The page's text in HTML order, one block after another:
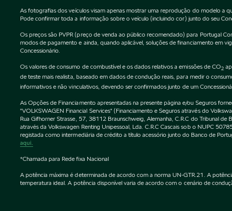
As fotografias dos veículos visam apenas mostrar uma reprodução do modelo a
Pode confirmar toda a informação sobre o veículo (incluindo cor) junto do seu
Os preços são PVPR (preço de venda ao público recomendado) para Portugal
modos de pagamento e ainda, quando aplicável, soluções de financiamento em
Concessionário.
Os valores de consumo de combustível e os dados relativos a emissões de CO2
de teste mais realista, baseado em dados de condução reais, para medir o
informativos e não vinculativos, devendo ser confirmados junto de um
As Opções de Financiamento apresentadas na presente página e/ou Seguros
"VOLKSWAGEN Financial Services" (Financiamento e Seguros através do
Rua Gifhorner Strasse, 57, 38112 Braunschweig, Alemanha, C.R.C do Tribunal
através da Volkswagen Renting Unipessoal, Lda. C.R.C Cascais sob o NUPC
registada como intermediária de crédito a título acessório junto do Banco de
aqui.
*Chamada para Rede fixa Nacional
A potência máxima é determinada de acordo com a norma UN-GTR.21. A
temperatura ideal. A potência disponível varia de acordo com o cenário de